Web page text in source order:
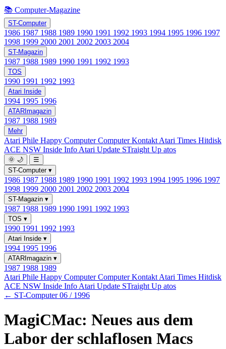
📚 Computer-Magazine
ST-Computer
1986 1987 1988 1989 1990 1991 1992 1993 1994 1995 1996 1997
1998 1999 2000 2001 2002 2003 2004
ST-Magazin
1987 1988 1989 1990 1991 1992 1993
TOS
1990 1991 1992 1993
Atari Inside
1994 1995 1996
ATARImagazin
1987 1988 1989
Mehr
Atari Phile Happy ComputerComputer Kontakt Atari Times Hitdisk
ACE NSW Inside Info Atari Update STraight Up atos
🌞 🌙
☰
ST-Computer ▾
1986 1987 1988 1989 1990 1991 1992 1993 1994 1995 1996 1997
1998 1999 2000 2001 2002 2003 2004
ST-Magazin ▾
1987 1988 1989 1990 1991 1992 1993
TOS ▾
1990 1991 1992 1993
Atari Inside ▾
1994 1995 1996
ATARImagazin ▾
1987 1988 1989
Atari Phile Happy ComputerComputer Kontakt Atari Times Hitdisk
ACE NSW Inside Info Atari Update STraight Up atos
← ST-Computer 06 / 1996
MagiCMac: Neues aus dem
Labor der schlaflosen Macs